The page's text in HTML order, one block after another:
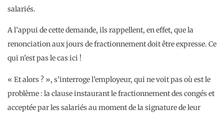
salariés.
A l’appui de cette demande, ils rappellent, en effet, que la
renonciation aux jours de fractionnement doit être expresse. Ce
qui n’est pas le cas ici !
« Et alors ? », s’interroge l’employeur, qui ne voit pas où est le
problème : la clause instaurant le fractionnement des congés et
acceptée par les salariés au moment de la signature de leur